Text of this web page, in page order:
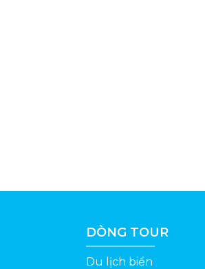
DÒNG TOUR
Du lịch biển